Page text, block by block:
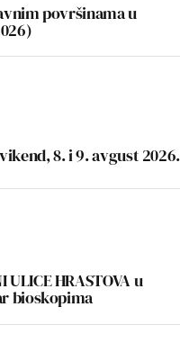
površinama u
8. i 9. avgust 2026.
ULICE HRASTOVA u
bioskopima